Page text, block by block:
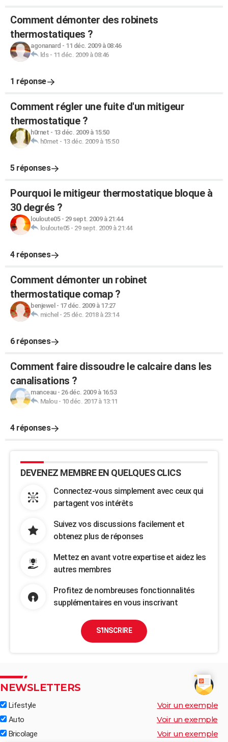
Comment démonter des robinets
thermostatiques ?
agonanard - 11 déc. 2009 à 08:46
lds- 11 déc. 2009 à 08:46
1 réponse
Comment régler une fuite d'un mitigeur
thermostatique ?
h0rnet - 13 déc. 2009 à 15:50
h0rnet - 13 déc. 2009 à 15:50
5 réponses
Pourquoi le mitigeur thermostatique bloque à
30 degrés ?
louloute05- 29 sept. 2009 à 21:44
louloute05- 29 sept. 2009 à 21:44
4 réponses
Comment démonter un robinet
thermostatique comap ?
benjewel - 17 déc. 2009 à 17:27
michel - 25 déc. 2018 à 23:14
6 réponses
Comment faire dissoudre le calcaire dans les
canalisations ?
manceau- 26 déc. 2009 à 16:53
Malou- 10 déc. 2017 à 13:11
4 réponses
DEVENEZ MEMBRE EN QUELQUES CLICS
Connectez-vous simplement avec ceux qui
partagent vos intérêts
Suivez vos discussions facilement et
obtenez plus de réponses
Mettez en avant votre expertise et aidez les
autres membres
Profitez de nombreuses fonctionnalités
supplémentaires en vous inscrivant
S'INSCRIRE
NEWSLETTERS
Lifestyle Voir un exemple
Auto Voir un exemple
Bricolage Voir un exemple